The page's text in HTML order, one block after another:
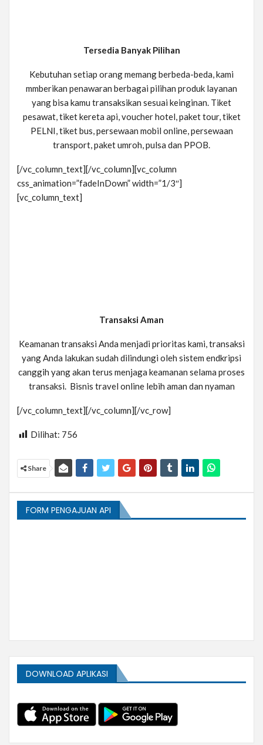
Tersedia Banyak Pilihan
Kebutuhan setiap orang memang berbeda-beda, kami
mmberikan penawaran berbagai pilihan produk layanan
yang bisa kamu transaksikan sesuai keinginan. Tiket
pesawat, tiket kereta api, voucher hotel, paket tour, tiket
PELNI, tiket bus, persewaan mobil online, persewaan
transport, paket umroh, pulsa dan PPOB.
[/vc_column_text][/vc_column][vc_column
css_animation=”fadeInDown” width=”1/3″]
[vc_column_text]
Keamanan transaksi Anda menjadi prioritas kami, transaksi
yang Anda lakukan sudah dilindungi oleh sistem endkripsi
canggih yang akan terus menjaga keamanan selama proses
transaksi. Bisnis travel online lebih aman dan nyaman
[/vc_column_text][/vc_column][/vc_row]
Share
FORM PENGAJUAN API
DOWNLOAD APLIKASI